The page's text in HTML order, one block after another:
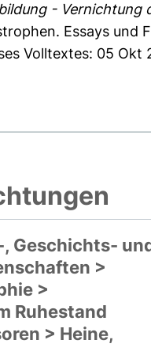
- Vernichtung
Essays und
Volltextes: 05 Okt
Geschichts-
>
>
Ruhestand
> Heine,